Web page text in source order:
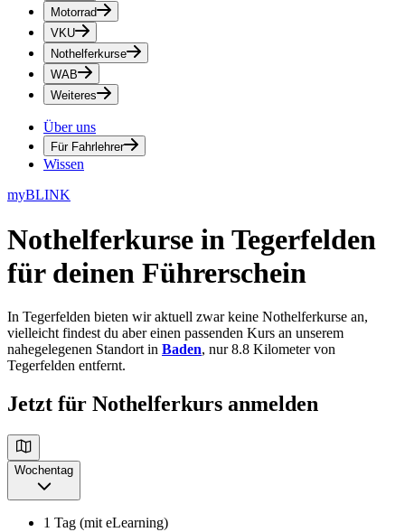
Motorrad
VKU
Nothelferkurse
WAB
Weiteres
Über uns
Für Fahrlehrer
Wissen
myBLINK
Nothelferkurse in Tegerfelden
für deinen Führerschein
In Tegerfelden bieten wir aktuell zwar keine Nothelferkurse an,
vielleicht findest du aber einen passenden Kurs an unserem
nahegelegenen Standort in Baden, nur 8.8 Kilometer von
Tegerfelden entfernt.
Jetzt für Nothelferkurs anmelden
Wochentag
1 Tag (mit eLearning)